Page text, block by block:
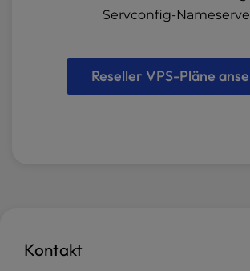
Servconfig-
Reseller VPS-Pläne
Kontakt